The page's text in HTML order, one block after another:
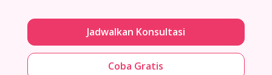
Jadwalkan Konsultasi
Coba Gratis